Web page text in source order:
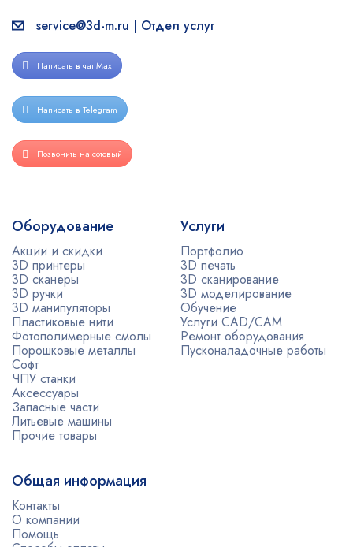
service@3d-m.ru | Отдел услуг
Написать в чат Max
Написать в Telegram
Позвонить на сотовый
Оборудование
Акции и скидки
3D принтеры
3D сканеры
3D ручки
3D манипуляторы
Пластиковые нити
Фотополимерные смолы
Порошковые металлы
Софт
ЧПУ станки
Аксессуары
Запасные части
Литьевые машины
Прочие товары
Услуги
Портфолио
3D печать
3D сканирование
3D моделирование
Обучение
Услуги CAD/CAM
Ремонт оборудования
Пусконаладочные работы
Общая информация
Контакты
О компании
Помощь